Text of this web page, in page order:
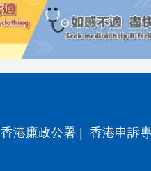
香港廉政公署 | 香港申訴